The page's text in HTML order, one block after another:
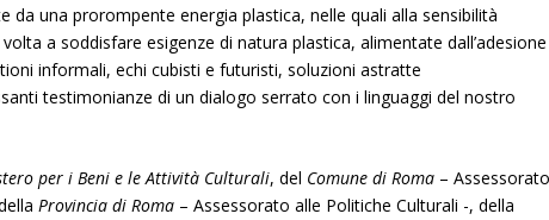
da una prorompente energia plastica, nelle quali alla sensibilità
a soddisfare esigenze di natura plastica, alimentate dall’adesione
informali, echi cubisti e futuristi, soluzioni astratte
testimonianze di un dialogo serrato con i linguaggi del nostro
per i Beni e le Attività Culturali, del Comune di Roma –
Provincia di Roma – Assessorato alle Politiche Culturali -, della